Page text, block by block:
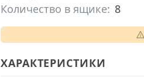
Количество в ящике: 8
ХАРАКТЕРИСТИКИ